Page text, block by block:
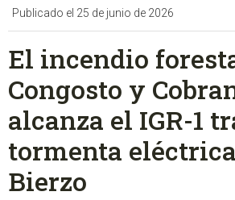
Publicado el 25 de junio de 2026
El incendio
Congosto y
alcanza el IGR-1
tormenta
Bierzo